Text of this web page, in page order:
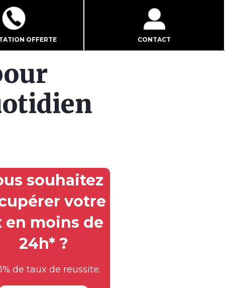
OFFERTE CONTACT
souhaitez
votre
en moins de
24h* ?
de taux de reussite.